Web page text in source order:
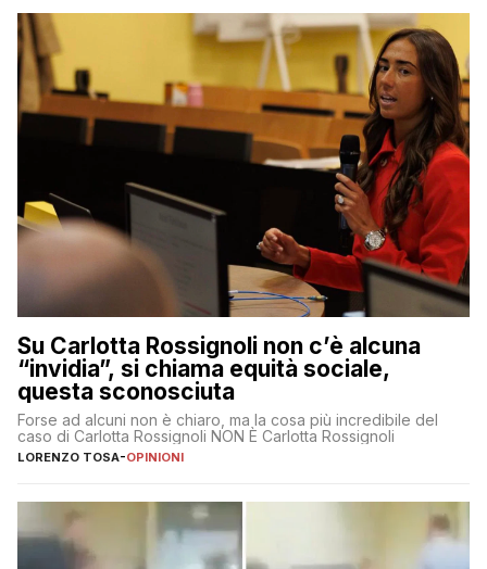
Su Carlotta Rossignoli non c’è alcuna
“invidia”, si chiama equità sociale,
questa sconosciuta
Forse ad alcuni non è chiaro, ma la cosa più incredibile del
caso di Carlotta Rossignoli NON È Carlotta Rossignoli
LORENZO TOSA-OPINIONI